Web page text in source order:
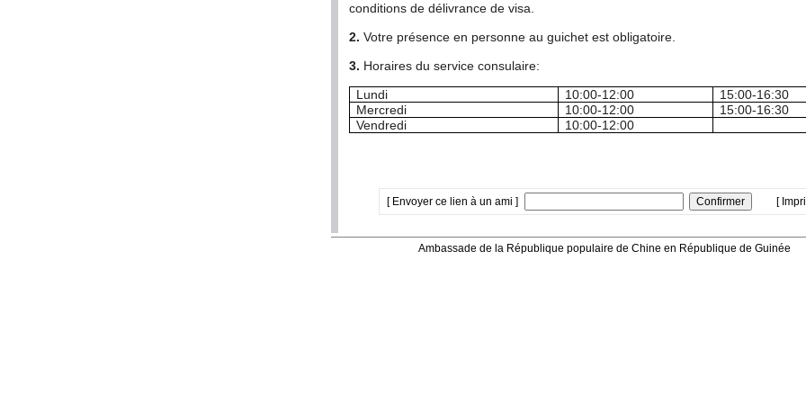
conditions de délivrance de visa.
2. Votre présence en personne au guichet est obligatoire.
3. Horaires du service consulaire:
Lundi
10:00-12:00
15:00-16:30
Mercredi
10:00-12:00
15:00-16:30
Vendredi
10:00-12:00
[ Envoyer ce lien à un ami ] [
Ambassade de la République populaire de Chine en République de Guinée